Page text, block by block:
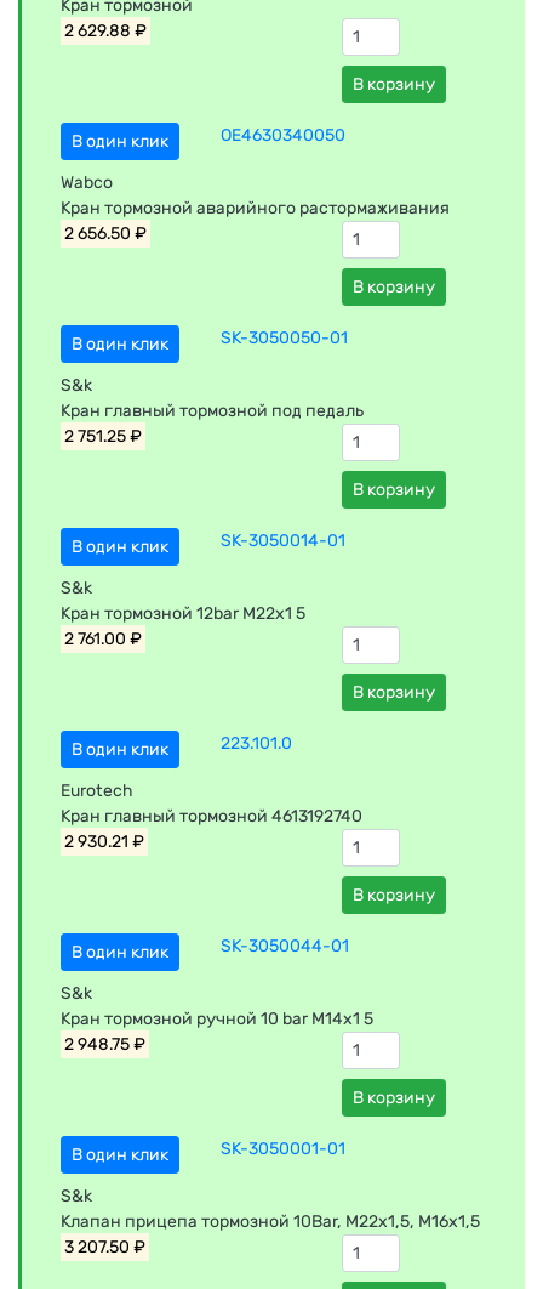
Кран тормозной
2 629.88 ₽
В корзину
В один клик OE4630340050
Wabco
Кран тормозной аварийного растормаживания
2 656.50 ₽
В корзину
В один клик SK-3050050-01
S&k
Кран главный тормозной под педаль
2 751.25 ₽
В корзину
В один клик SK-3050014-01
S&k
Кран тормозной 12bar M22x1 5
2 761.00 ₽
В корзину
В один клик 223.101.0
Eurotech
Кран главный тормозной 4613192740
2 930.21 ₽
В корзину
В один клик SK-3050044-01
S&k
Кран тормозной ручной 10 bar M14x1 5
2 948.75 ₽
В корзину
В один клик SK-3050001-01
S&k
Клапан прицепа тормозной 10Bar, M22x1,5, M16x1,5
3 207.50 ₽